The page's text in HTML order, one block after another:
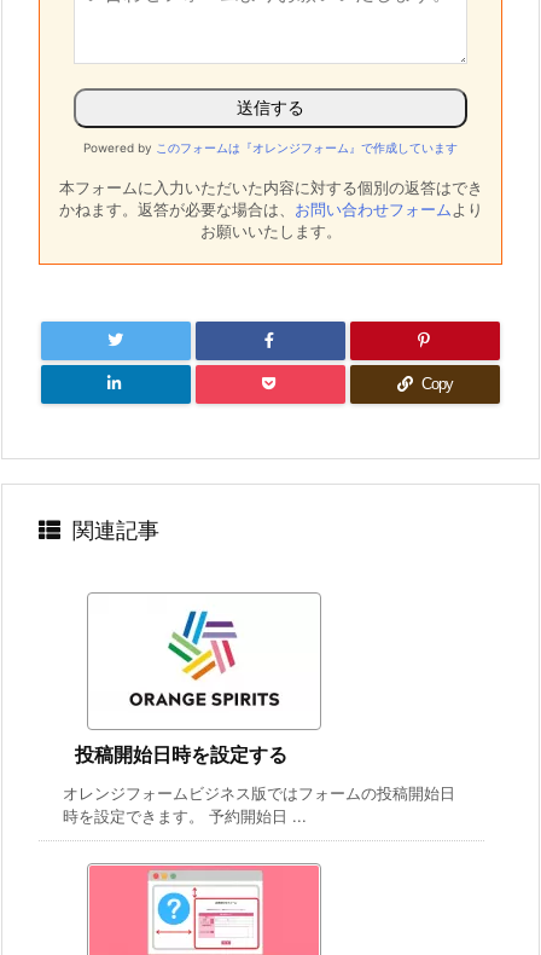
Powered by このフォームは『オレンジフォーム』で作成しています
本フォームに入力いただいた内容に対する個別の返答はでき
かねます。 返答が必要な場合は、 お問い合わせフォームより
お願いいたします。
Copy
関連記事
投稿開始日時を設定する
オレンジフォームビジネス版ではフォームの投稿開始日
時を設定できます。 予約開始日 ...